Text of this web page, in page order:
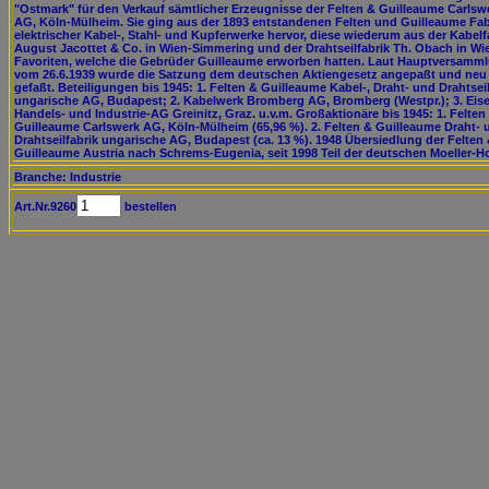
"Ostmark" für den Verkauf sämtlicher Erzeugnisse der Felten & Guilleaume
AG, Köln-Mülheim. Sie ging aus der 1893 entstandenen Felten und Guilleaume
elektrischer Kabel-, Stahl- und Kupferwerke hervor, diese wiederum aus der
August Jacottet & Co. in Wien-Simmering und der Drahtseilfabrik Th. Obach in
Favoriten, welche die Gebrüder Guilleaume erworben hatten. Laut
vom 26.6.1939 wurde die Satzung dem deutschen Aktiengesetz angepaßt und neu
gefaßt. Beteiligungen bis 1945: 1. Felten & Guilleaume Kabel-, Draht- und
ungarische AG, Budapest; 2. Kabelwerk Bromberg AG, Bromberg (Westpr.); 3.
Handels- und Industrie-AG Greinitz, Graz. u.v.m. Großaktionäre bis 1945: 1. Felten
Guilleaume Carlswerk AG, Köln-Mülheim (65,96 %). 2. Felten & Guilleaume Draht-
Drahtseilfabrik ungarische AG, Budapest (ca. 13 %). 1948 Übersiedlung der Felten
Guilleaume Austria nach Schrems-Eugenia, seit 1998 Teil der deutschen Moeller-
Branche: Industrie
Art.Nr.9260 bestellen